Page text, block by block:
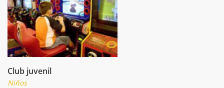
Club juvenil
Niños